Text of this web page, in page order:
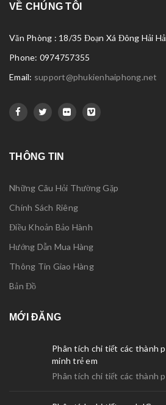
VỀ CHÚNG TÔI
Văn Phòng : 18/35 Đoạn Xá Đông Hải
Phone: 0974757355
Email: support@phukienhaiphong.net
THÔNG TIN
Những Câu Hỏi Thường Gặp
Chính Sách Riêng
Điều Khoản Bảo Hành
Hướng Dẫn Mua Hàng
Thông Tin Giao Hàng
Bản Đồ
MỚI ĐĂNG
Phân tích chi tiết các thành
minh trẻ em
Phân tích chi tiết các thành